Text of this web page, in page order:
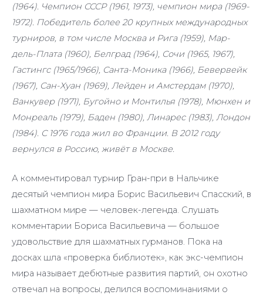
(1964). Чемпион СССР (1961, 1973), чемпион мира (1969-
1972). Победитель более 20 крупных международных
турниров, в том числе Москва и Рига (1959), Мар-
дель-Плата (1960), Белград (1964), Сочи (1965, 1967),
Гастингс (1965/1966), Санта-Моника (1966), Бевервейк
(1967), Сан-Хуан (1969), Лейден и Амстердам (1970),
Ванкувер (1971), Бугойно и Монтилья (1978), Мюнхен и
Монреаль (1979), Баден (1980), Линарес (1983), Лондон
(1984). С 1976 года жил во Франции. В 2012 году
вернулся в Россию, живёт в Москве.
А комментировал турнир Гран-при в Нальчике
десятый чемпион мира Борис Васильевич Спасский, в
шахматном мире — человек-легенда. Слушать
комментарии Бориса Васильевича — большое
удовольствие для шахматных гурманов. Пока на
досках шла «проверка библиотек», как экс-чемпион
мира называет дебютные развития партий, он охотно
отвечал на вопросы, делился воспоминаниями о